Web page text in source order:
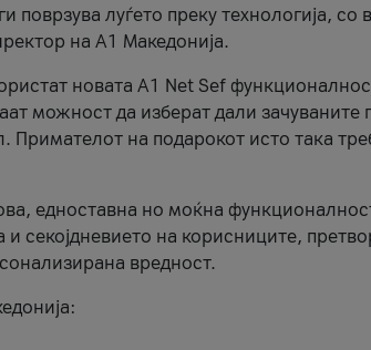
поврзува луѓето преку технологија, со
на А1 Македонија.
новата А1 Net Sef
можност да изберат дали зачуваните
Примателот на подарокот исто така
едноставна но моќна
и секојдневието на корисниците,
вредност.